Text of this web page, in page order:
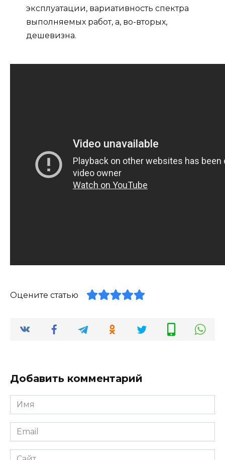
эксплуатации, вариативность спектра
выполняемых работ, а, во-вторых,
дешевизна.
Оцените статью
Добавить комментарий
Имя
*
Email
*
Сайт